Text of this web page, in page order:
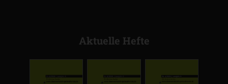
Aktuelle Hefte